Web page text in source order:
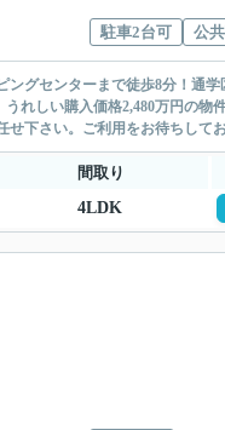
駐車2台可 公
グセンターまで徒歩8分！通
れしい購入価格2,480万円の物
せ下さい。ご利用をお待ちして
間取り
4LDK